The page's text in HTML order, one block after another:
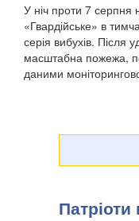
У ніч проти 7 серпня
«Гвардійське» в
серія вибухів. Після
масштабна пожежа,
даними